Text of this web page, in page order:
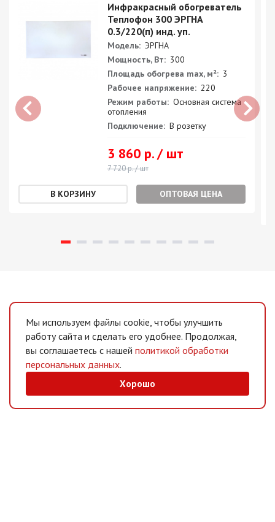
Инфракрасный обогреватель
Теплофон 300 ЭРГНА
0.3/220(п) инд. уп.
Модель: ЭРГНА
Мощность, Вт: 300
Площадь обогрева max, м²: 3
Рабочее напряжение: 220
Режим работы: Основная система
отопления
Подключение: В розетку
3 860 р. / шт
7 720 р. / шт
ОПТОВАЯ ЦЕНА
Мы используем файлы cookie, чтобы улучшить
работу сайта и сделать его удобнее. Продолжая,
вы соглашаетесь с нашей политикой обработки
персональных данных.
Хорошо